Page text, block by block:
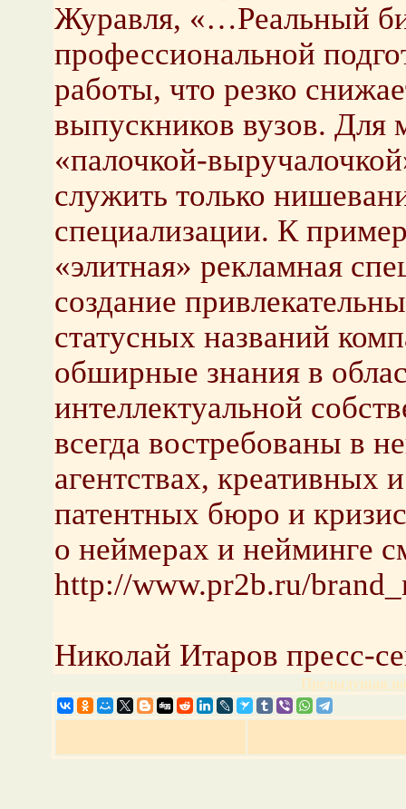
Журавля, «…Реальный
профессиональной
работы, что резко
выпускников вузов. Для
«палочкой-
служить только
специализации. К
«элитная» рекламная
создание
статусных названий
обширные знания в
интеллектуальной
всегда востребованы в
агентствах, креативных
патентных бюро и
о неймерах и нейминге
http://www.pr2b.ru/
Николай Итаров пресс-
Предыдущая